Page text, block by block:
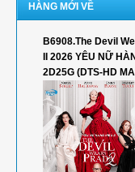
HÀNG MỚI VỀ
B6908.The Devil
II 2026 YÊU NỮ
2D25G (DTS-HD